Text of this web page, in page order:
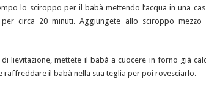
lo sciroppo per il babà mettendo l’acqua in una
per circa 20 minuti. Aggiungete allo sciroppo
lievitazione, mettete il babà a cuocere in forno già
raffreddare il babà nella sua teglia per poi rovesciarlo.